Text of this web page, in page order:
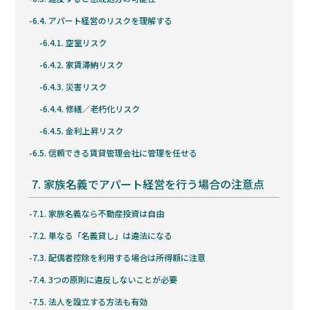
6.4. アパート経営のリスクを理解する
6.4.1. 空室リスク
6.4.2. 家賃滞納リスク
6.4.3. 災害リスク
6.4.4. 修繕／老朽化リスク
6.4.5. 金利上昇リスク
6.5. 信頼できる賃貸管理会社に管理を任せる
7. 家族名義でアパート経営を行う場合の注意点
7.1. 家族名義なら不動産投資は自由
7.2. 単なる「名義貸し」は違法になる
7.3. 配偶者控除を利用する場合は所得額に注意
7.4. 3つの原則に違反しないことが必要
7.5. 法人を設立する方法も有効